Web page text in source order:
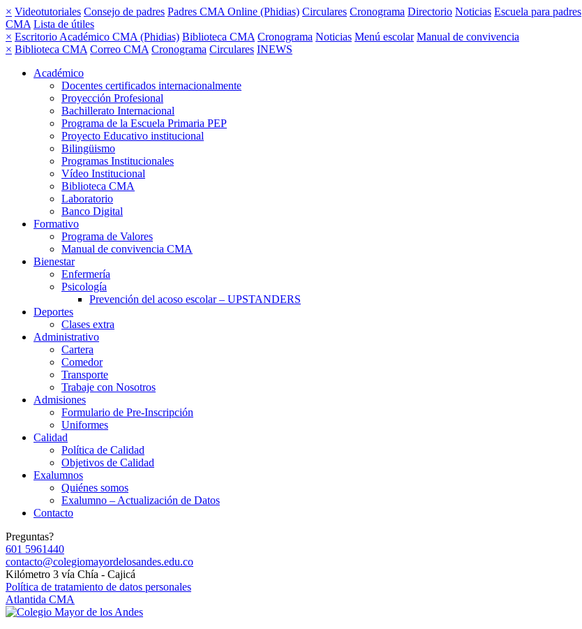
× Videotutoriales Consejo de padres Padres CMA Online (Phidias) Circulares Cronograma Directorio Noticias Escuela para padres
CMA Lista de útiles
× Escritorio Académico CMA (Phidias) Biblioteca CMA Cronograma Noticias Menú escolar Manual de convivencia
× Biblioteca CMA Correo CMA Cronograma Circulares INEWS
Académico
Docentes certificados internacionalmente
Proyección Profesional
Bachillerato Internacional
Programa de la Escuela Primaria PEP
Proyecto Educativo institucional
Bilingüismo
Programas Institucionales
Vídeo Institucional
Biblioteca CMA
Laboratorio
Banco Digital
Formativo
Programa de Valores
Manual de convivencia CMA
Bienestar
Enfermería
Psicología
Prevención del acoso escolar – UPSTANDERS
Deportes
Clases extra
Administrativo
Cartera
Comedor
Transporte
Trabaje con Nosotros
Admisiones
Formulario de Pre-Inscripción
Uniformes
Calidad
Política de Calidad
Objetivos de Calidad
Exalumnos
Quiénes somos
Exalumno – Actualización de Datos
Contacto
Preguntas?
601 5961440
contacto@colegiomayordelosandes.edu.co
Kilómetro 3 vía Chía - Cajicá
Política de tratamiento de datos personales
Atlantida CMA